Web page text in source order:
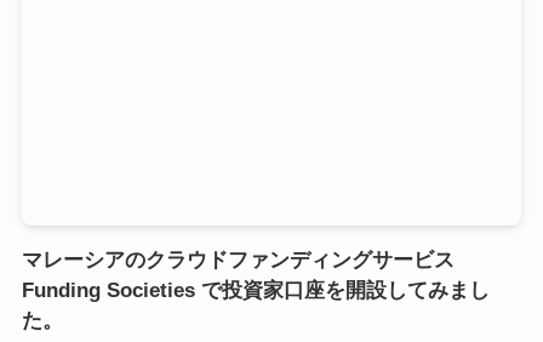
マレーシアのクラウドファンディングサービス
Funding Societies で投資家口座を開設してみまし
た。